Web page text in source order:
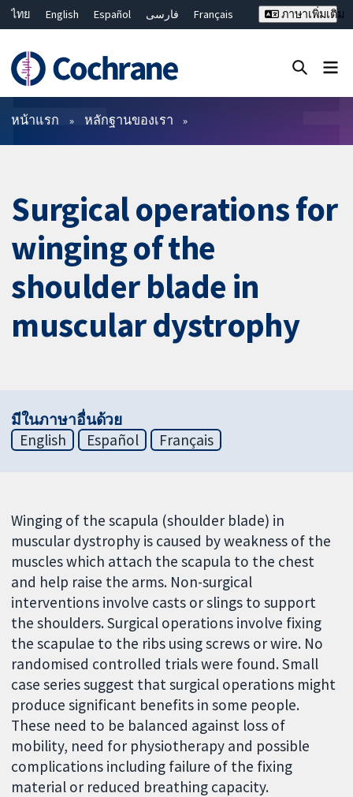
ไทย English Español فارسی
Français
Bahasa Malaysia
繁體中文 简体中文
ภาษาเพิ่มเติม
ตัวกรอง
หน้าแรก หลักฐานของเรา
Surgical operations for
winging of the
shoulder blade in
muscular dystrophy
มีในภาษาอื่นด้วย
English
Español Français
Winging of the scapula (shoulder blade) in
muscular dystrophy is caused by weakness of the
muscles which attach the scapula to the chest
and help raise the arms. Non-surgical
interventions involve casts or slings to support
the shoulders. Surgical operations involve fixing
the scapulae to the ribs using screws or wire. No
randomised controlled trials were found. Small
case series suggest that surgical operations might
produce significant benefits in some people.
These need to be balanced against loss of
mobility, need for physiotherapy and possible
complications including failure of the fixing
material or reduced breathing capacity.